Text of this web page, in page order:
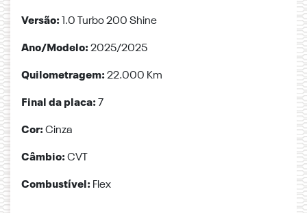
Versão: 1.0 Turbo 200 Shine
Ano/Modelo:2025/2025
Quilometragem:22.000 Km
Final da placa: 7
Cor:Cinza
Câmbio:CVT
Combustível: Flex